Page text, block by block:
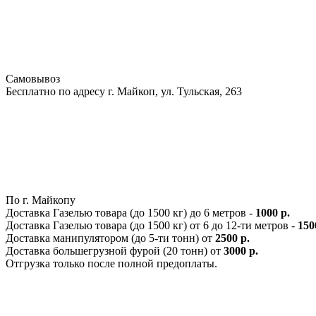
Самовывоз
Бесплатно по адресу г. Майкоп, ул. Тульская, 263
По г. Майкопу
Доставка Газелью товара (до 1500 кг) до 6 метров - 1000 р.
Доставка Газелью товара (до 1500 кг) от 6 до 12-ти метров -
Доставка манипулятором (до 5-ти тонн) от 2500 р.
Доставка большегрузной фурой (20 тонн) от 3000 р.
Отгрузка только после полной предоплаты.